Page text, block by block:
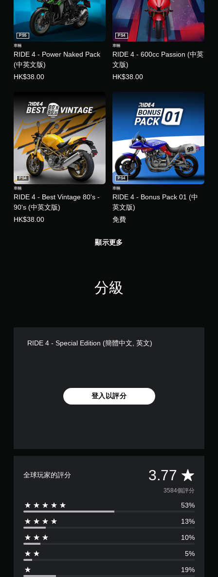
RIDE 4 - Power Naked Pack
(中英文版)
PS5
車輛
HK$38.00
RIDE 4 - 600cc Passion (中英
文版)
PS4
車輛
HK$38.00
RIDE 4 - Best Vintage 80's -
90's (中英文版)
PS4
車輛
HK$38.00
RIDE 4 - Bonus Pack 01 (中
英文版)
PS4
車輛
免費
顯示更多
分級
RIDE 4 - Special Edition (簡體中文, 英文)
登入以評分
全球玩家的評分 3.77 平
均
評
分
3
3584個評分
53%
13%
10%
5%
19%